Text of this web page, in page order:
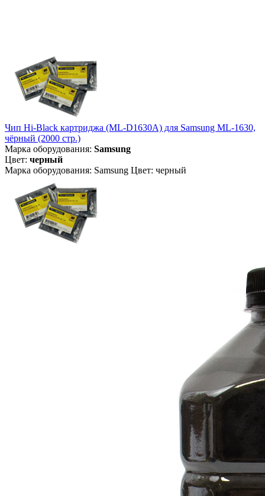
Чип Hi-Black картриджа (ML-D1630A) для Samsung ML-1630,
чёрный (2000 стр.)
Марка оборудования: Samsung
Цвет: черный
Марка оборудования: Samsung Цвет: черный